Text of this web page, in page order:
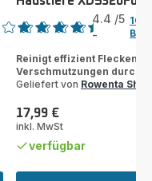
Bewertung
4.4 /5
-
102
Reinigt effizient Flecken
Verschmutzungen durch
Geliefert von Rowenta Shop
Preis
17,99 €
inkl. MwSt
verfügbar